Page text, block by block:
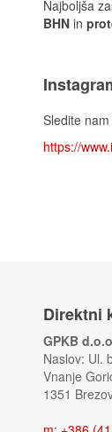
Najboljša
BHN in
Sledite
https://
Direktni
GPKB
Naslov: Ul.
Vnanje
1351